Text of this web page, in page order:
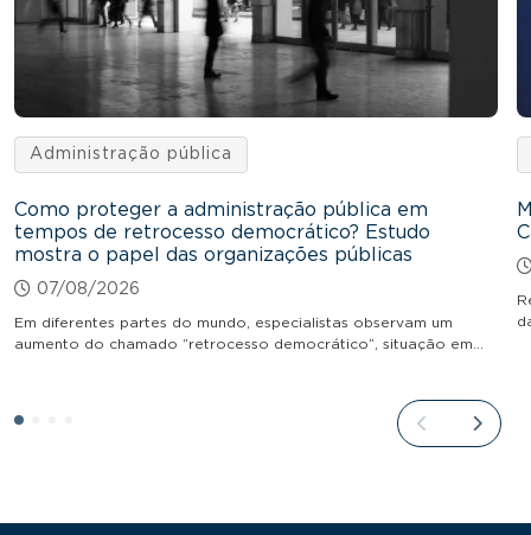
Administração pública
Como proteger a administração pública em
tempos de retrocesso democrático? Estudo
mostra o papel das organizações públicas
07/08/2026
Em diferentes partes do mundo, especialistas observam um
aumento do chamado “retrocesso democrático”, situação em…